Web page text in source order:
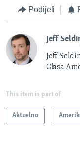
Podijeli
Jeff
Jeff
Glasa
This item is part of
Aktuelno